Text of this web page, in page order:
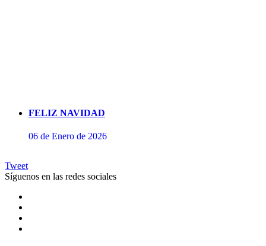
FELIZ NAVIDAD
06 de Enero de 2026
Tweet
Síguenos en las redes sociales